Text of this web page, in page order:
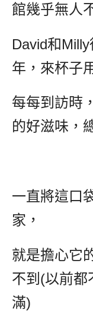
館幾乎無人
David和
年，來杯子
每每到訪時
的好滋味，
一直將這口
家，
就是擔心它
不到(以前都
滿)